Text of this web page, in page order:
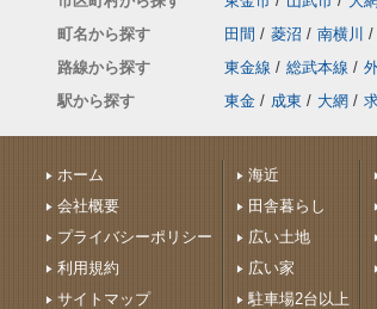
町名から探す
田間 / 菱沼 / 南横川 /
路線から探す
東金線 / 総武本線 /
駅から探す
東金 / 成東 / 大網 /
ホーム
会社概要
プライバシーポリシー
利用規約
サイトマップ
海近
田舎暮らし
広い土地
広い家
駐車場2台以上